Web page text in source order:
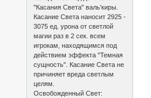
"Касания Света" валь'киры.
Касание Света наносит 2925 -
3075 ед. урона от светлой
магии раз в 2 сек. всем
игрокам, находящимся под
действием эффекта "Темная
сущность". Касание Света не
причиняет вреда светлым
целям.
Освобожденный Свет: